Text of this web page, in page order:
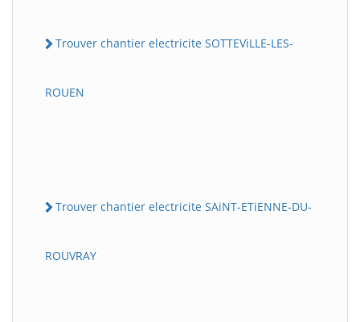
Trouver chantier electricite SOTTEViLLE-LES-
ROUEN
Trouver chantier electricite SAiNT-ETiENNE-DU-
ROUVRAY